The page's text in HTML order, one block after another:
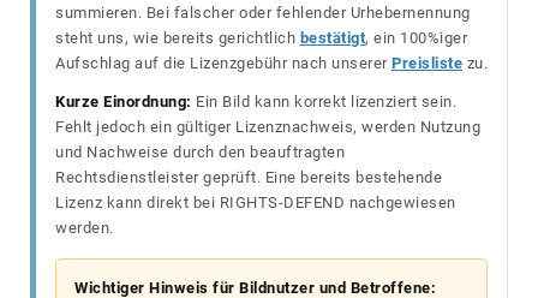
summieren. Bei falscher oder fehlender Urhebernennung
steht uns, wie bereits gerichtlich bestätigt, ein 100%iger
Aufschlag auf die Lizenzgebühr nach unserer Preisliste zu.
Kurze Einordnung: Ein Bild kann korrekt lizenziert sein.
Fehlt jedoch ein gültiger Lizenznachweis, werden Nutzung
und Nachweise durch den beauftragten
Rechtsdienstleister geprüft. Eine bereits bestehende
Lizenz kann direkt bei RIGHTS-DEFEND nachgewiesen
werden.
Wichtiger Hinweis für Bildnutzer und Betroffene: